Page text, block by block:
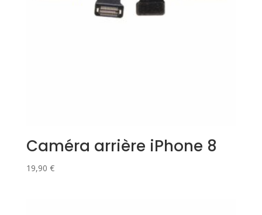
Caméra arrière iPhone 8
19,90 €